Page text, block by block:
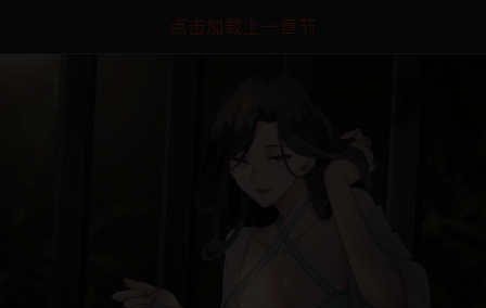
点击加载上一章节